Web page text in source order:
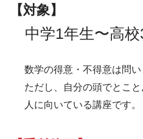
【対象】
中学1年生〜高校
数学の得意・不得意は問い
ただし、自分の頭でとこ
人に向いている講座です。